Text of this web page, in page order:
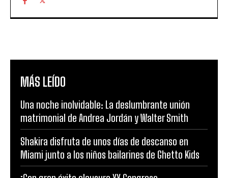
MÁS LEÍDO
Una noche inolvidable: La deslumbrante unión
matrimonial de Andrea Jordán y Walter Smith
Shakira disfruta de unos días de descanso en
Miami junto a los niños bailarines de Ghetto Kids